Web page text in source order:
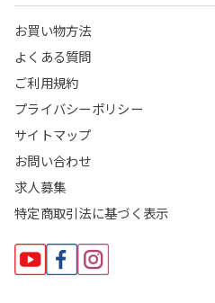
お買い物方法
よくある質問
ご利用規約
プライバシーポリシー
サイトマップ
お問い合わせ
求人募集
特定商取引法に基づく表示